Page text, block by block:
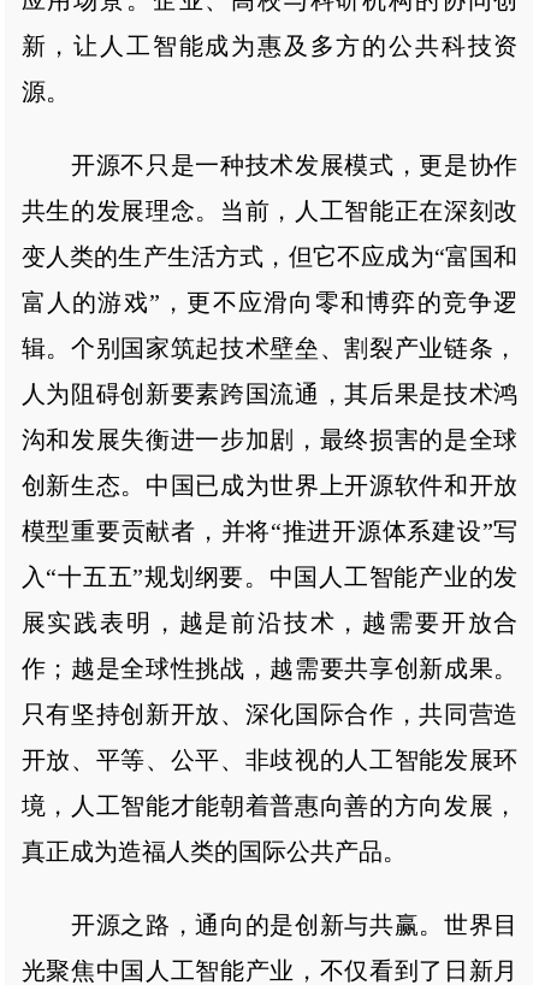
新，让人工智能成为惠及多方的公共科技资
源。
开源不只是一种技术发展模式，更是协作
共生的发展理念。当前，人工智能正在深刻改
变人类的生产生活方式，但它不应成为“富国和
富人的游戏”，更不应滑向零和博弈的竞争逻
辑。个别国家筑起技术壁垒、割裂产业链条，
人为阻碍创新要素跨国流通，其后果是技术鸿
沟和发展失衡进一步加剧，最终损害的是全球
创新生态。中国已成为世界上开源软件和开放
模型重要贡献者，并将“推进开源体系建设”写
入“十五五”规划纲要。中国人工智能产业的发
展实践表明，越是前沿技术，越需要开放合
作；越是全球性挑战，越需要共享创新成果。
只有坚持创新开放、深化国际合作，共同营造
开放、平等、公平、非歧视的人工智能发展环
境，人工智能才能朝着普惠向善的方向发展，
真正成为造福人类的国际公共产品。
开源之路，通向的是创新与共赢。世界目
光聚焦中国人工智能产业，不仅看到了日新月